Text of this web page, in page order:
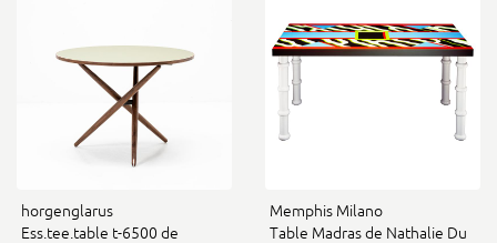
horgenglarus
Ess.tee.table t-6500 de
Memphis Milano
Table Madras de Nathalie Du